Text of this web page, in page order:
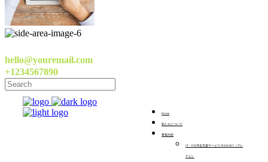
hello@youremail.com
+1234567890
Home
私たちについて
事業内容
IT・DX伴走支援サービス PLENAVI（プレ
ナビ）